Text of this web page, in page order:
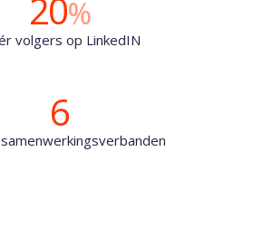
20%
volgers op LinkedIN
6